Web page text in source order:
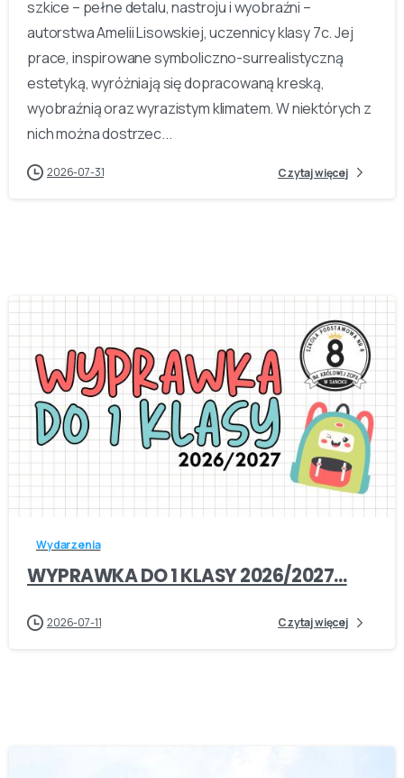
szkice – pełne detalu, nastroju i wyobraźni –
autorstwa Amelii Lisowskiej, uczennicy klasy 7c. Jej
prace, inspirowane symboliczno-surrealistyczną
estetyką, wyróżniają się dopracowaną kreską,
wyobraźnią oraz wyrazistym klimatem. W niektórych z
nich można dostrzec...
2026-07-31 Czytaj więcej
-
Wydarzenia
WYPRAWKA DO 1 KLASY 2026/2027…
2026-07-11 Czytaj więcej